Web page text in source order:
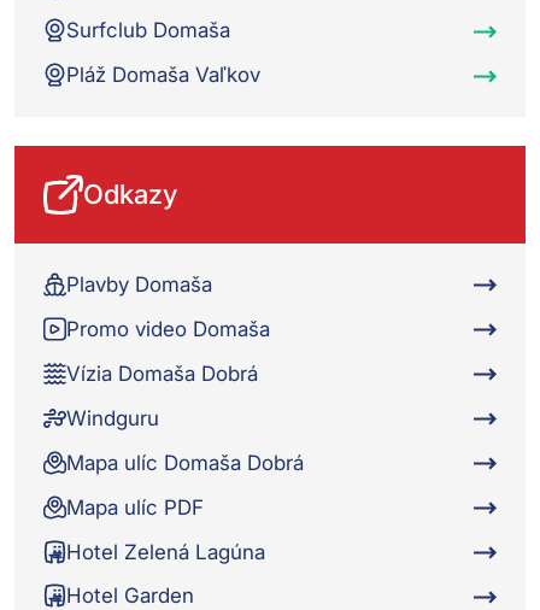
Surfclub Domaša
Pláž Domaša Vaľkov
Odkazy
Plavby Domaša
Promo video Domaša
Vízia Domaša Dobrá
Windguru
Mapa ulíc Domaša Dobrá
Mapa ulíc PDF
Hotel Zelená Lagúna
Hotel Garden